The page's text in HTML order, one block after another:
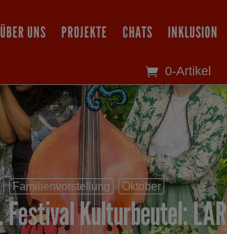
ÜBER UNS PROJEKTE CHATS INKLUSION
0-Artikel
Familienvorstellung Oktober
Kulturbeutel: